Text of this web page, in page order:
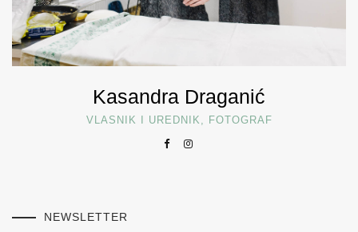
Kasandra Draganić
VLASNIK I UREDNIK, FOTOGRAF
NEWSLETTER